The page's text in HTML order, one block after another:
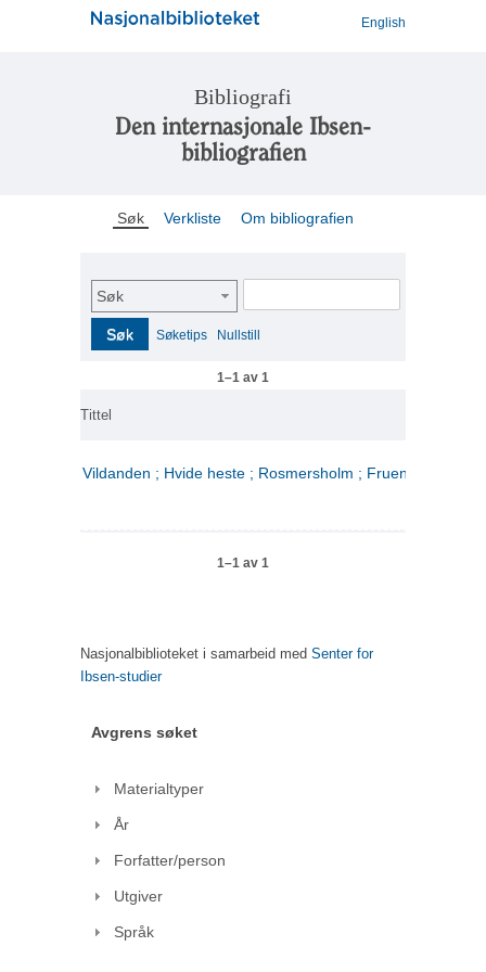
English
Bibliografi
Den internasjonale Ibsen-
bibliografien
Søk Verkliste Om bibliografien
Søk
Søk Søketips Nullstill
1–1 av 1
Tittel
Vildanden ; Hvide heste ; Rosmersholm ; Fruen fra havet
1–1 av 1
Nasjonalbiblioteket i samarbeid med Senter for
Ibsen-studier
Avgrens søket
Materialtyper
År
Forfatter/person
Utgiver
Språk